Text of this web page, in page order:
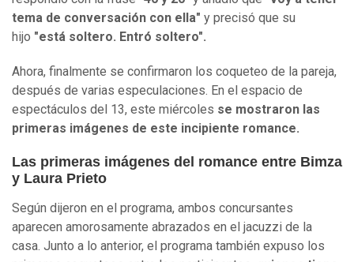
tema de conversación con ella" y precisó que su
hijo "está soltero. Entró soltero".
Ahora, finalmente se confirmaron los coqueteo de la pareja,
después de varias especulaciones. En el espacio de
espectáculos del 13, este miércoles se mostraron las
primeras imágenes de este incipiente romance.
Las primeras imágenes del romance entre Bimza
y Laura Prieto
Según dijeron en el programa, ambos concursantes
aparecen amorosamente abrazados en el jacuzzi de la
casa. Junto a lo anterior, el programa también expuso los